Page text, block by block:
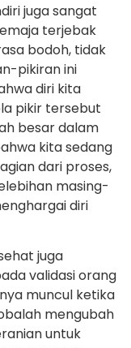
juga sangat
terjebak
bodoh, tidak
pikiran ini
diri kita
pikir tersebut
besar dalam
kita sedang
dari proses,
masing-
diri
juga
validasi orang
muncul ketika
mengubah
untuk